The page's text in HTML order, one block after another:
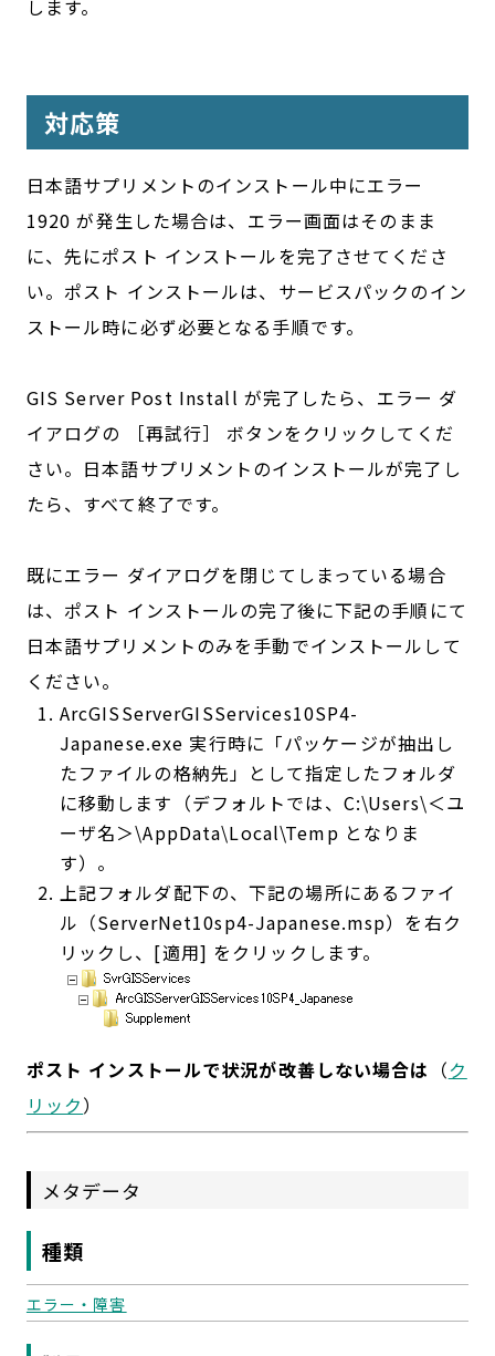
します。
対応策
日本語サプリメントのインストール中にエラー
1920 が発生した場合は、エラー画面はそのまま
に、先にポスト インストールを完了させてくださ
い。ポスト インストールは、サービスパックのイン
ストール時に必ず必要となる手順です。
GIS Server Post Install が完了したら、エラー ダ
イアログの ［再試行］ ボタンをクリックしてくだ
さい。日本語サプリメントのインストールが完了し
たら、すべて終了です。
既にエラー ダイアログを閉じてしまっている場合
は、ポスト インストールの完了後に下記の手順にて
日本語サプリメントのみを手動でインストールして
ください。
ArcGISServerGISServices10SP4-
Japanese.exe 実行時に「パッケージが抽出し
たファイルの格納先」として指定したフォルダ
に移動します（デフォルトでは、C:\Users\＜ユ
ーザ名＞\AppData\Local\Temp となりま
す）。
上記フォルダ配下の、下記の場所にあるファイ
ル（ServerNet10sp4-Japanese.msp）を右ク
リックし、[適用] をクリックします。
ポスト インストールで状況が改善しない場合は （ク
リック）
メタデータ
種類
エラー・障害